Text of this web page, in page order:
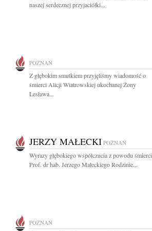
naszej serdecznej przyjaciółki...
POZNAŃ
Z głębokim smutkiem przyjęliśmy wiadomość o
śmierci Alicji Wiatrowskiej ukochanej Żony
Lesława...
JERZY MAŁECKI POZNAŃ
Wyrazy głębokiego współczucia z powodu śmierci
Prof. dr hab. Jerzego Małeckiego Rodzinie...
POZNAŃ